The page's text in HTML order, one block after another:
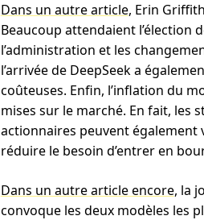
Dans un autre article, Erin
Beaucoup attendaient l’élection
l’administration et les
l’arrivée de DeepSeek a
coûteuses. Enfin, l’inflation du
mises sur le marché. En fait, les
actionnaires peuvent également
réduire le besoin d’entrer en
Dans un autre article encore, la
convoque les deux modèles les